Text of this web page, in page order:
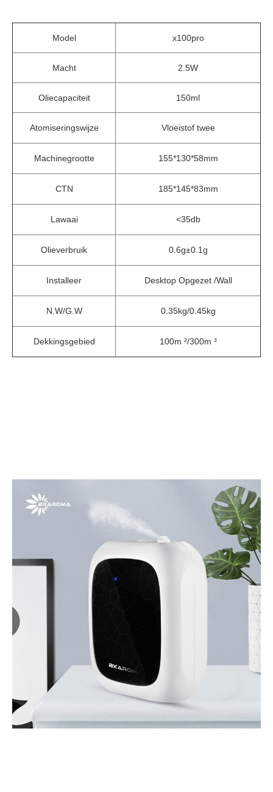
Model x100pro
Macht 2.5W
Oliecapaciteit 150ml
Atomiseringswijze Vloeistof twee
Machinegrootte 155*130*58mm
CTN 185*145*83mm
Lawaai <35db
Olieverbruik 0.6g±0.1g
Installeer Desktop Opgezet /Wall
N.W/G.W 0.35kg/0.45kg
Dekkingsgebied 100m ²/300m ³